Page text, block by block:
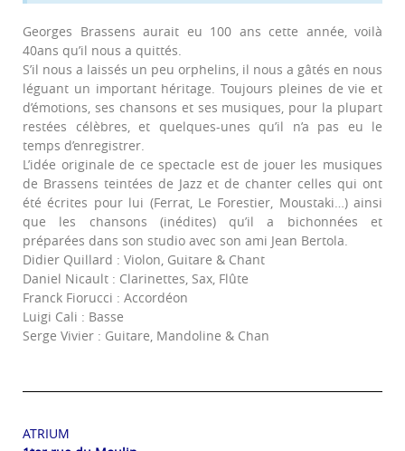
Georges Brassens aurait eu 100 ans cette année, voilà
40ans qu’il nous a quittés.
S’il nous a laissés un peu orphelins, il nous a gâtés en nous
léguant un important héritage. Toujours pleines de vie et
d’émotions, ses chansons et ses musiques, pour la plupart
restées célèbres, et quelques-unes qu’il n’a pas eu le
temps d’enregistrer.
L’idée originale de ce spectacle est de jouer les musiques
de Brassens teintées de Jazz et de chanter celles qui ont
été écrites pour lui (Ferrat, Le Forestier, Moustaki…) ainsi
que les chansons (inédites) qu’il a bichonnées et
préparées dans son studio avec son ami Jean Bertola.
Didier Quillard : Violon, Guitare & Chant
Daniel Nicault : Clarinettes, Sax, Flûte
Franck Fiorucci : Accordéon
Luigi Cali : Basse
Serge Vivier : Guitare, Mandoline & Chan
ATRIUM